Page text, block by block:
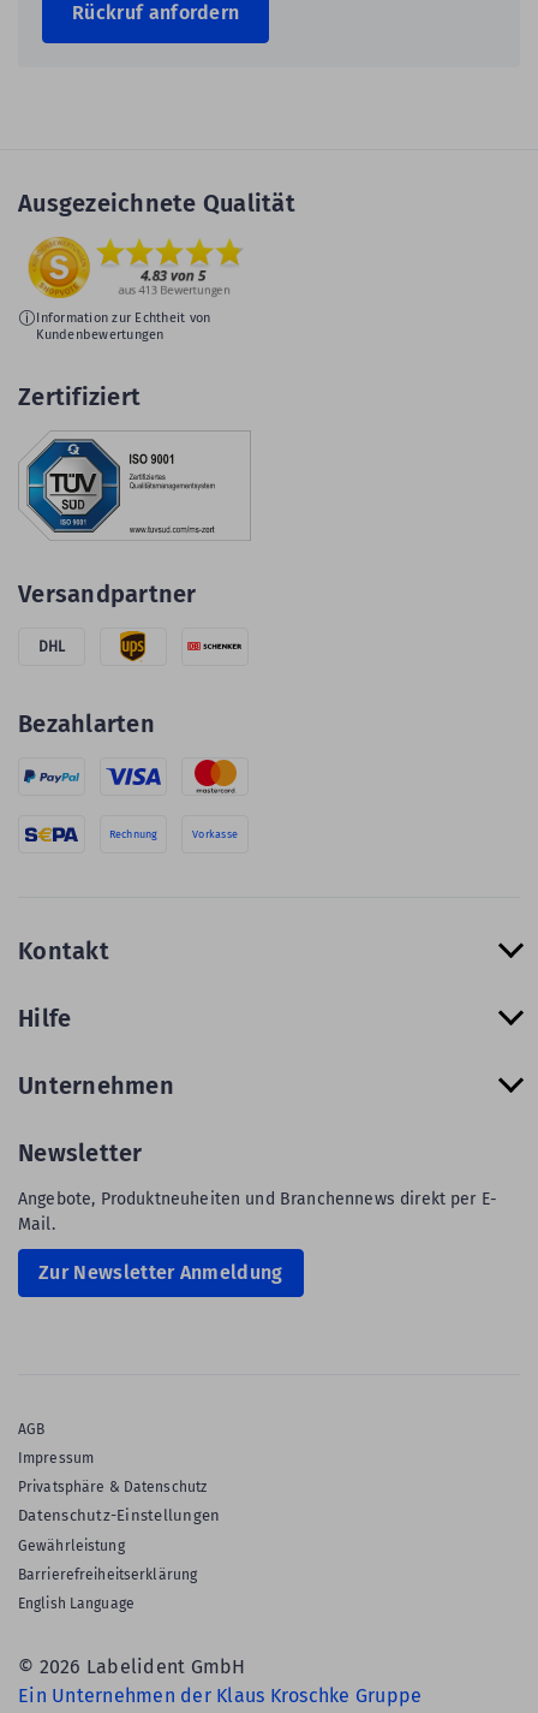
Rückruf anfordern
Ausgezeichnete Qualität
Information zur Echtheit von
Kundenbewertungen
Zertifiziert
Versandpartner
DHL
Bezahlarten
Rechnung Vorkasse
Kontakt
Hilfe
Unternehmen
Newsletter
Angebote, Produktneuheiten und Branchennews direkt per E-
Mail.
Zur Newsletter Anmeldung
AGB
Impressum
Privatsphäre & Datenschutz
Datenschutz-Einstellungen
Gewährleistung
Barrierefreiheitserklärung
English Language
© 2026 Labelident GmbH
Ein Unternehmen der Klaus Kroschke Gruppe